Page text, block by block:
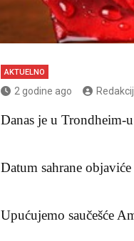
AKTUELNO
2 godine ago
Danas je u Trondheim-
Datum sahrane objaviće
Upućujemo saučešće